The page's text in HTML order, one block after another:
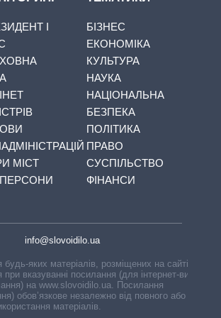
І
МІСТ
ПЕРСОНИ
БІЗНЕС
ЕКОНОМІКА
КУЛЬТУРА
НАУКА
НАЦІОНАЛЬНА
БЕЗПЕКА
ПОЛІТИКА
ПРАВО
СУСПІЛЬСТВО
ФІНАНСИ
info@slovoidilo.ua
будь-яких матеріалів, розміщених на сайті,
вказуванні посилання (для інтернет-видань
на www.slovoidilo.ua. Посилання
обов’язкове незалежно від повного або
матеріалів.